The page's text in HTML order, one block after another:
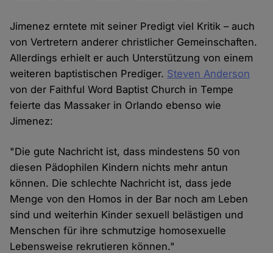
Jimenez erntete mit seiner Predigt viel Kritik – auch
von Vertretern anderer christlicher Gemeinschaften.
Allerdings erhielt er auch Unterstützung von einem
weiteren baptistischen Prediger. Steven Anderson
von der Faithful Word Baptist Church in Tempe
feierte das Massaker in Orlando ebenso wie
Jimenez:
"Die gute Nachricht ist, dass mindestens 50 von
diesen Pädophilen Kindern nichts mehr antun
können. Die schlechte Nachricht ist, dass jede
Menge von den Homos in der Bar noch am Leben
sind und weiterhin Kinder sexuell belästigen und
Menschen für ihre schmutzige homosexuelle
Lebensweise rekrutieren können."